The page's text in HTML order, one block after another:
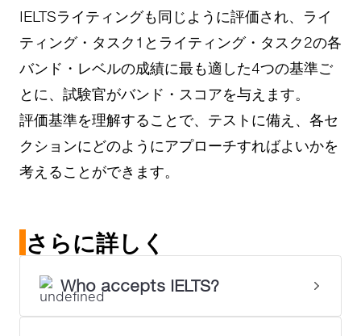
IELTSライティングも同じように評価され、ライ
ティング・タスク1とライティング・タスク2の各
バンド・レベルの成績に最も適した4つの基準ご
とに、試験官がバンド・スコアを与えます。
評価基準を理解することで、テストに備え、各セ
クションにどのようにアプローチすればよいかを
考えることができます。
さらに詳しく
Who accepts IELTS?